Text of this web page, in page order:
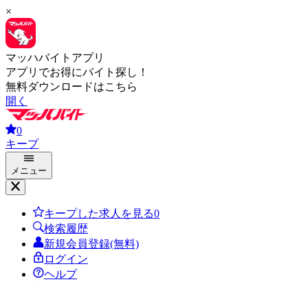
×
マッハバイトアプリ
アプリでお得にバイト探し！
無料ダウンロードはこちら
開く
0
キープ
メニュー
キープした求人を見る0
検索履歴
新規会員登録(無料)
ログイン
ヘルプ